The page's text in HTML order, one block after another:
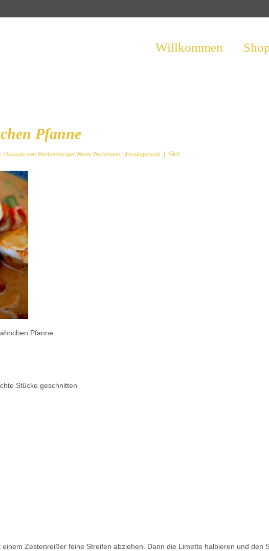
Willkommen
Pfanne
Rezepte von Württemberger Weine Werkmann Uncategorized | 0
Pfanne:
Stücke geschnitten
Zestenreißer feine Streifen abziehen. Dann die Limette halbieren und den